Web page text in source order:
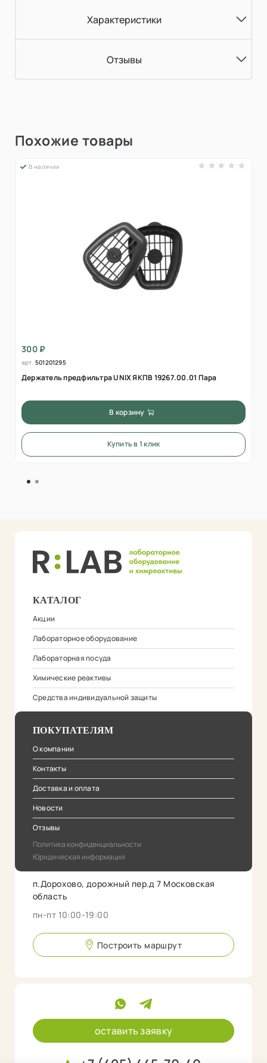
Характеристики
Отзывы
Похожие товары
В наличии
300 ₽
арт. 501201295
Держатель предфильтра UNIX ЯКПВ 19267.00.01 Пара
В корзину
Купить в 1 клик
КАТАЛОГ
Акции
Лабораторное оборудование
Лабораторная посуда
Химические реактивы
Средства индивидуальной защиты
ПОКУПАТЕЛЯМ
О компании
Контакты
Доставка и оплата
Новости
Отзывы
Политика конфиденциальности
Юридическая информация
п.Дорохово, дорожный пер.д 7 Московская
область
пн-пт 10:00-19:00
Построить маршрут
оставить заявку